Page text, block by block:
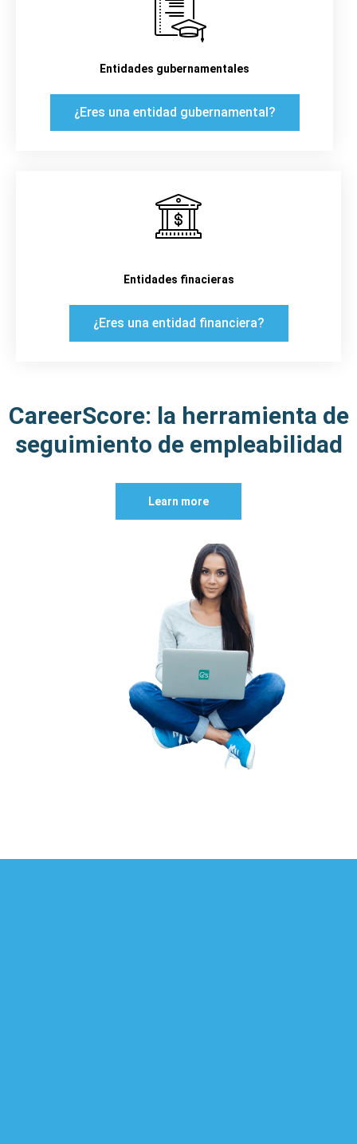
Entidades gubernamentales
¿Eres una entidad gubernamental?
Entidades finacieras
¿Eres una entidad financiera?
CareerScore: la herramienta de
seguimiento de empleabilidad
Learn more